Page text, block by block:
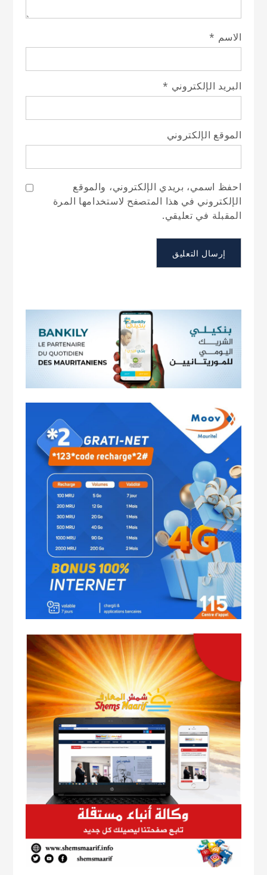
الاسم *
البريد الإلكتروني *
الموقع الإلكتروني
احفظ اسمي، بريدي الإلكتروني، والموقع
الإلكتروني في هذا المتصفح لاستخدامها المرة
المقبلة في تعليقي.